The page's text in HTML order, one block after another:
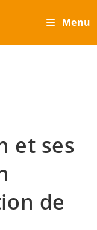
Menu
et ses
de